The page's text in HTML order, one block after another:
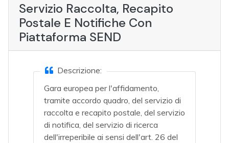
Servizio Raccolta, Recapito
Postale E Notifiche Con
Piattaforma SEND
Descrizione:
Gara europea per l'affidamento,
tramite accordo quadro, del servizio di
raccolta e recapito postale, del servizio
di notifica, del servizio di ricerca
dell'irreperibile ai sensi dell'art. 26 del